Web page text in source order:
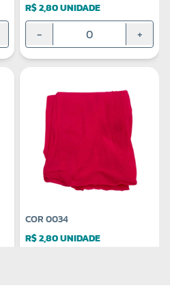
R$ 2,80 UNIDADE
- +
COR 0034
R$ 2,80 UNIDADE